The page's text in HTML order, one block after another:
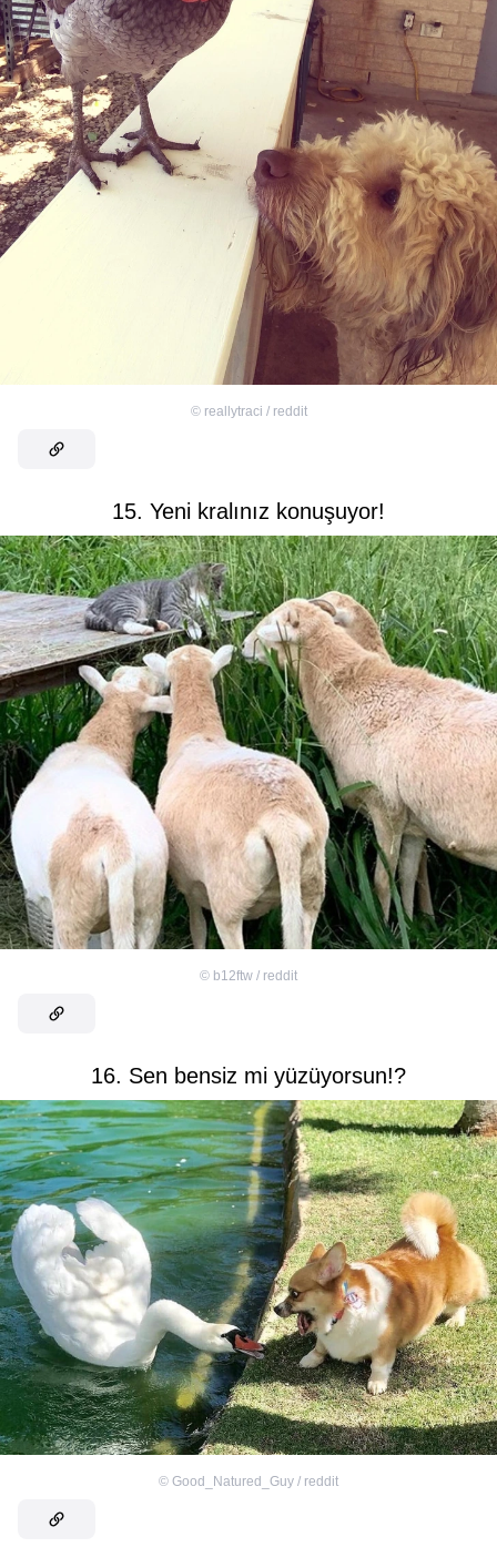
© reallytraci / reddit
15. Yeni kralınız konuşuyor!
© b12ftw / reddit
16. Sen bensiz mi yüzüyorsun!?
© Good_Natured_Guy / reddit